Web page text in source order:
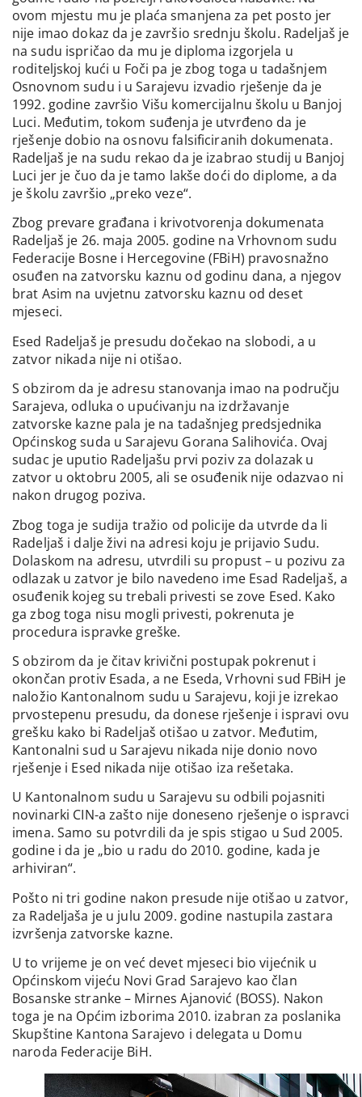
ovom mjestu mu je plaća smanjena za pet posto jer
nije imao dokaz da je završio srednju školu. Radeljaš je
na sudu ispričao da mu je diploma izgorjela u
roditeljskoj kući u Foči pa je zbog toga u tadašnjem
Osnovnom sudu i u Sarajevu izvadio rješenje da je
1992. godine završio Višu komercijalnu školu u Banjoj
Luci. Međutim, tokom suđenja je utvrđeno da je
rješenje dobio na osnovu falsificiranih dokumenata.
Radeljaš je na sudu rekao da je izabrao studij u Banjoj
Luci jer je čuo da je tamo lakše doći do diplome, a da
je školu završio „preko veze“.
Zbog prevare građana i krivotvorenja dokumenata
Radeljaš je 26. maja 2005. godine na Vrhovnom sudu
Federacije Bosne i Hercegovine (FBiH) pravosnažno
osuđen na zatvorsku kaznu od godinu dana, a njegov
brat Asim na uvjetnu zatvorsku kaznu od deset
mjeseci.
Esed Radeljaš je presudu dočekao na slobodi, a u
zatvor nikada nije ni otišao.
S obzirom da je adresu stanovanja imao na području
Sarajeva, odluka o upućivanju na izdržavanje
zatvorske kazne pala je na tadašnjeg predsjednika
Općinskog suda u Sarajevu Gorana Salihovića. Ovaj
sudac je uputio Radeljašu prvi poziv za dolazak u
zatvor u oktobru 2005, ali se osuđenik nije odazvao ni
nakon drugog poziva.
Zbog toga je sudija tražio od policije da utvrde da li
Radeljaš i dalje živi na adresi koju je prijavio Sudu.
Dolaskom na adresu, utvrdili su propust – u pozivu za
odlazak u zatvor je bilo navedeno ime Esad Radeljaš, a
osuđenik kojeg su trebali privesti se zove Esed. Kako
ga zbog toga nisu mogli privesti, pokrenuta je
procedura ispravke greške.
S obzirom da je čitav krivični postupak pokrenut i
okončan protiv Esada, a ne Eseda, Vrhovni sud FBiH je
naložio Kantonalnom sudu u Sarajevu, koji je izrekao
prvostepenu presudu, da donese rješenje i ispravi ovu
grešku kako bi Radeljaš otišao u zatvor. Međutim,
Kantonalni sud u Sarajevu nikada nije donio novo
rješenje i Esed nikada nije otišao iza rešetaka.
U Kantonalnom sudu u Sarajevu su odbili pojasniti
novinarki CIN-a zašto nije doneseno rješenje o ispravci
imena. Samo su potvrdili da je spis stigao u Sud 2005.
godine i da je „bio u radu do 2010. godine, kada je
arhiviran“.
Pošto ni tri godine nakon presude nije otišao u zatvor,
za Radeljaša je u julu 2009. godine nastupila zastara
izvršenja zatvorske kazne.
U to vrijeme je on već devet mjeseci bio vijećnik u
Općinskom vijeću Novi Grad Sarajevo kao član
Bosanske stranke – Mirnes Ajanović (BOSS). Nakon
toga je na Općim izborima 2010. izabran za poslanika
Skupštine Kantona Sarajevo i delegata u Domu
naroda Federacije BiH.